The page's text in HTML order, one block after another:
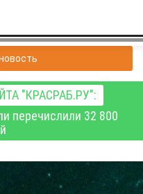
"КРАСРАБ.РУ":
перечислили 32 800
РФ